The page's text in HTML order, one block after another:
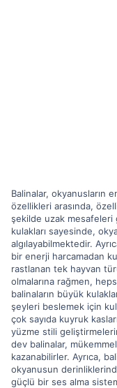
Balinalar, okyanusların
özellikleri arasında,
şekilde uzak mesafeleri
kulakları sayesinde,
algılayabilmektedir.
bir enerji harcamadan
rastlanan tek hayvan
olmalarına rağmen,
balinaların büyük
şeyleri beslemek için
çok sayıda kuyruk
yüzme stili
dev balinalar,
kazanabilirler. Ayrıca,
okyanusun
güçlü bir ses alma